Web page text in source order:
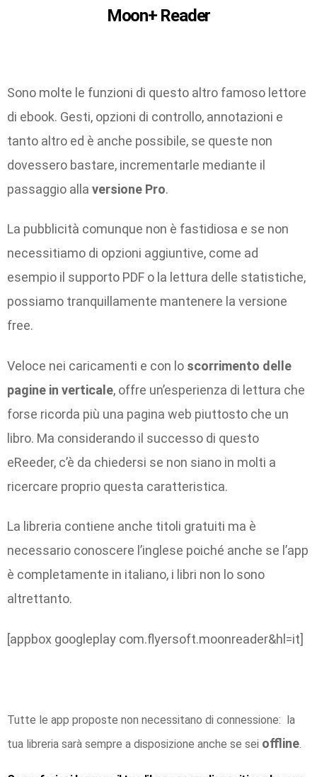
Moon+ Reader
Sono molte le funzioni di questo altro famoso lettore
di ebook. Gesti, opzioni di controllo, annotazioni e
tanto altro ed è anche possibile, se queste non
dovessero bastare, incrementarle mediante il
passaggio alla versione Pro.
La pubblicità comunque non è fastidiosa e se non
necessitiamo di opzioni aggiuntive, come ad
esempio il supporto PDF o la lettura delle statistiche,
possiamo tranquillamente mantenere la versione
free.
Veloce nei caricamenti e con lo scorrimento delle
pagine in verticale, offre un’esperienza di lettura che
forse ricorda più una pagina web piuttosto che un
libro. Ma considerando il successo di questo
eReeder, c’è da chiedersi se non siano in molti a
ricercare proprio questa caratteristica.
La libreria contiene anche titoli gratuiti ma è
necessario conoscere l’inglese poiché anche se l’app
è completamente in italiano, i libri non lo sono
altrettanto.
[appbox googleplay com.flyersoft.moonreader&hl=it]
Tutte le app proposte non necessitano di connessione: la
tua libreria sarà sempre a disposizione anche se sei offline.